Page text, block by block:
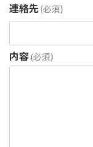
連絡先(必須)
内容(必須)